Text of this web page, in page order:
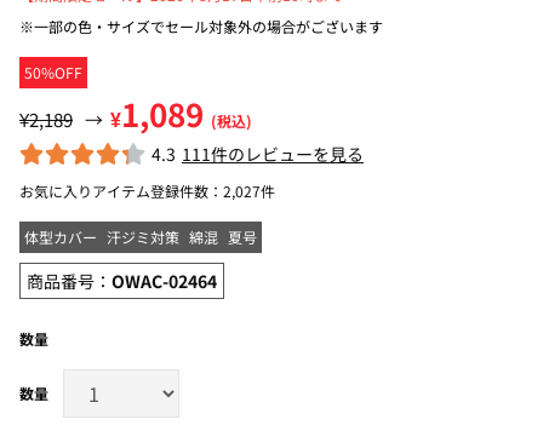
50%OFF
※一部の色・サイズでセール対象外の場合がございます
¥2,189 → ¥1,089 (税込)
4.3 111件のレビューを見る
お気に入りアイテム登録件数： 2,027件
体型カバー 汗ジミ対策 綿混 夏号
商品番号： OWAC-02464
数量